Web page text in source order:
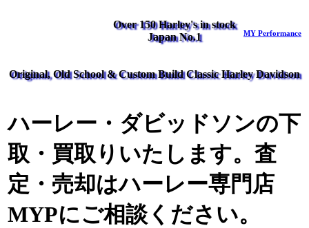
Over 150 Harley's in stock
Japan No.1
MY Performance
Original, Old School & Custom Build Classic Harley Davidson
ハーレー・ダビッドソンの下
取・買取りいたします。査
定・売却はハーレー専門店
MYPにご相談ください。